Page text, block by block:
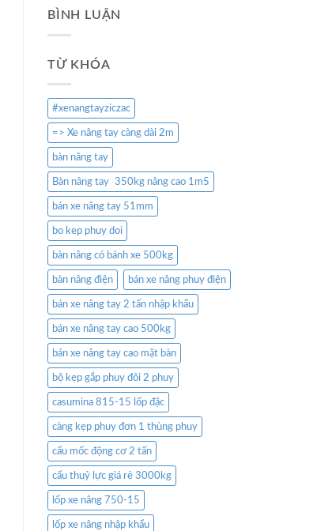
BÌNH LUẬN
TỪ KHÓA
#xenangtayziczac
=> Xe nâng tay càng dài 2m
bàn nâng tay
Bàn nâng tay 350kg nâng cao 1m5
bán xe nâng tay 51mm
bo kep phuy doi
bàn nâng có bánh xe 500kg
bàn nâng điện bán xe nâng phuy điện
bán xe nâng tay 2 tấn nhập khẩu
bán xe nâng tay cao 500kg
bán xe nâng tay cao mặt bàn
bộ kẹp gắp phuy đôi 2 phuy
casumina 815-15 lốp đặc
càng kẹp phuy đơn 1 thùng phuy
cẩu mốc động cơ 2 tấn
cẩu thuỷ lực giá rẻ 3000kg
lốp xe nâng 750-15
lốp xe nâng nhập khẩu